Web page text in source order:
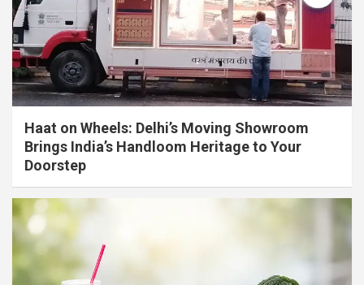
Haat on Wheels: Delhi’s Moving Showroom
Brings India’s Handloom Heritage to Your
Doorstep